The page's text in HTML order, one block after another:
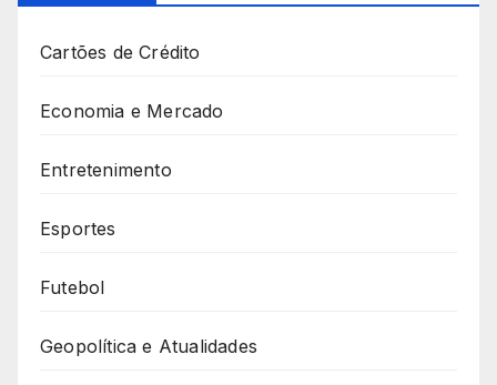
Cartões de Crédito
Economia e Mercado
Entretenimento
Esportes
Futebol
Geopolítica e Atualidades